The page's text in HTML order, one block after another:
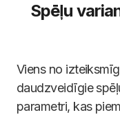
Spēļu
Viens no
daudzveidīgie
parametri, kas